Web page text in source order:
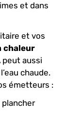
et dans
et vos
chaleur
peut aussi
chaude.
émetteurs :
plancher